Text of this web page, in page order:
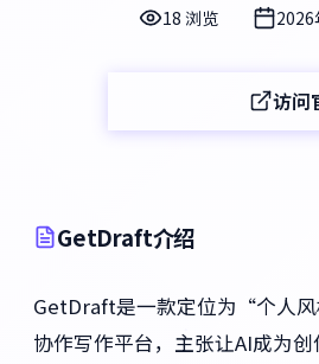
18 浏览 2026
访问
GetDraft介绍
GetDraft是一款定位为“个人
协作写作平台，主张让AI成为